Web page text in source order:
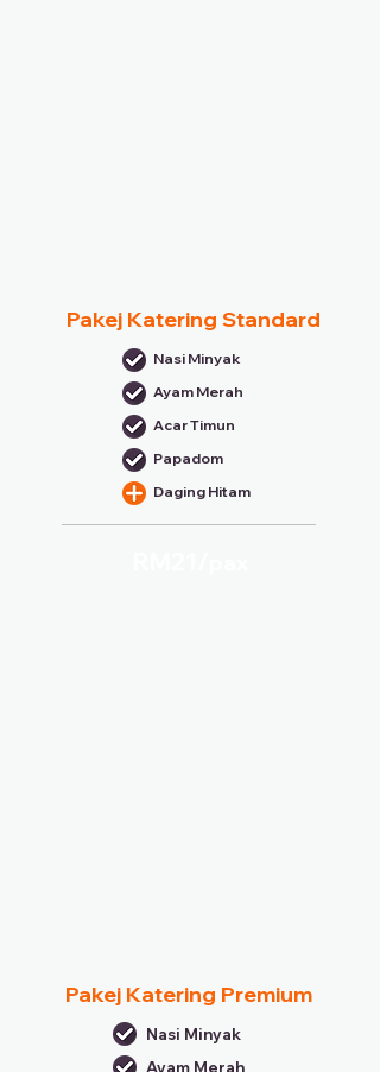
Pakej Katering Standard
Nasi Minyak
Ayam Merah
Acar Timun
Papadom
Daging Hitam
Pakej Katering Premium
Nasi Minyak
Ayam Merah